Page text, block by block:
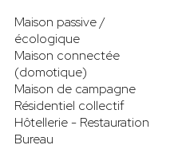
Maison passive /
écologique
Maison connectée
(domotique)
Maison de campagne
Résidentiel collectif
Hôtellerie - Restauration
Bureau